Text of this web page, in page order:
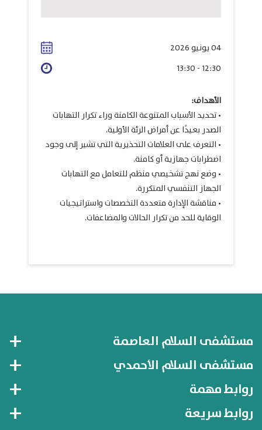
04 يونيو 2026
12:30 - 13:30
الأهداف:
• تحديد الأسباب المتنوعة الكامنة وراء تكرار التهابات
الصدر بعيدًا عن أمراض الرئة الأولية.
• التعرف على العلامات التحذيرية التي تشير إلى وجود
اضطرابات جهازية أو كامنة.
• وضع نهج تشخيصي منظم للتعامل مع التهابات
الجهاز التنفسي المتكررة.
• مناقشة الإدارة متعددة التخصصات واستراتيجيات
الوقاية للحد من تكرار الحالات والمضاعفات.
مستشفى السلام العاصمة
مستشفى السلام الأحمدي
روابط مهمة
روابط سريعة